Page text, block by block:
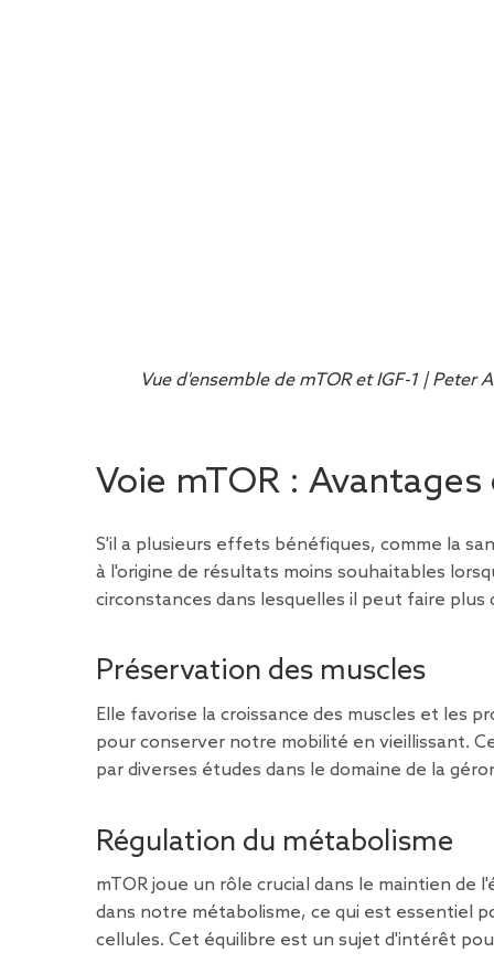
Vue d'ensemble de mTOR et IGF-1 | Peter
Voie mTOR :
S'il a plusieurs effets bénéfiques, comme la
à l'origine de résultats moins souhaitables
circonstances dans lesquelles il peut faire plus
Préservation des muscles
Elle favorise la croissance des muscles et les
pour conserver notre mobilité en vieillissant.
par diverses études dans le domaine de la
Régulation du métabolisme
mTOR joue un rôle crucial dans le maintien
dans notre métabolisme, ce qui est essentiel
cellules. Cet équilibre est un sujet d'intérêt